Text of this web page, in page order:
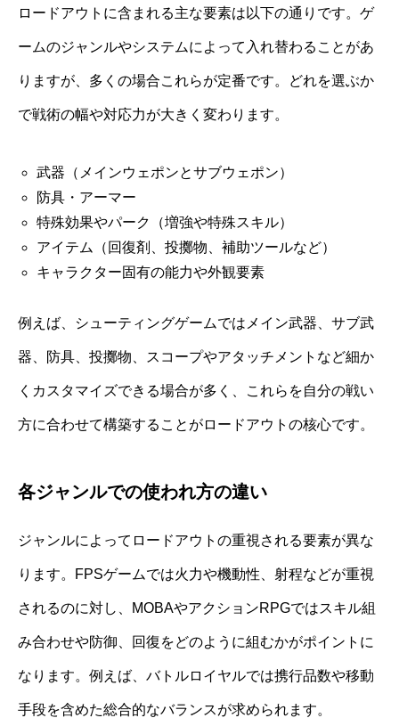
ロードアウトに含まれる主な要素は以下の通りです。ゲ
ームのジャンルやシステムによって入れ替わることがあ
りますが、多くの場合これらが定番です。どれを選ぶか
で戦術の幅や対応力が大きく変わります。
武器（メインウェポンとサブウェポン）
防具・アーマー
特殊効果やパーク（増強や特殊スキル）
アイテム（回復剤、投擲物、補助ツールなど）
キャラクター固有の能力や外観要素
例えば、シューティングゲームではメイン武器、サブ武
器、防具、投擲物、スコープやアタッチメントなど細か
くカスタマイズできる場合が多く、これらを自分の戦い
方に合わせて構築することがロードアウトの核心です。
各ジャンルでの使われ方の違い
ジャンルによってロードアウトの重視される要素が異な
ります。FPSゲームでは火力や機動性、射程などが重視
されるのに対し、MOBAやアクションRPGではスキル組
み合わせや防御、回復をどのように組むかがポイントに
なります。例えば、バトルロイヤルでは携行品数や移動
手段を含めた総合的なバランスが求められます。